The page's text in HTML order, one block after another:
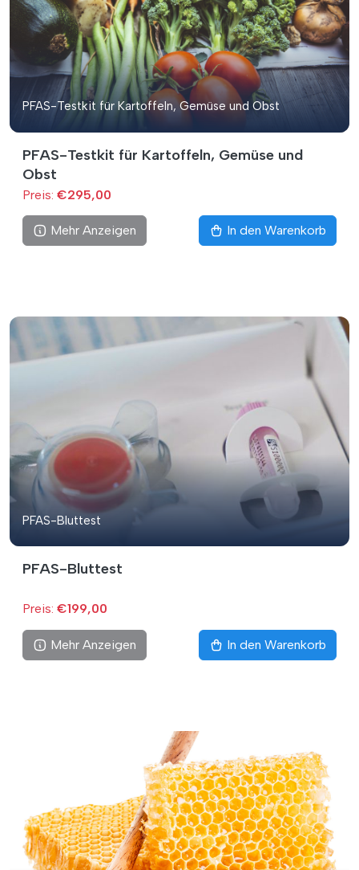
PFAS-Testkit für Kartoffeln, Gemüse und Obst
PFAS-Testkit für Kartoffeln, Gemüse und
Obst
Preis: €295,00
Mehr Anzeigen In den Warenkorb
PFAS-Bluttest
PFAS-Bluttest
Preis: €199,00
Mehr Anzeigen In den Warenkorb